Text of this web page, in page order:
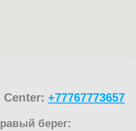
+77767773657
берег: